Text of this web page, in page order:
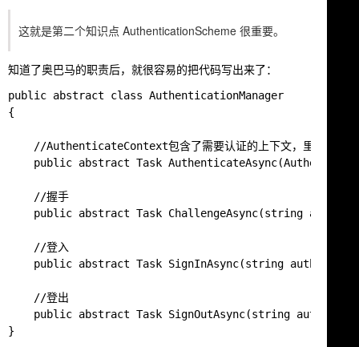
这就是第二个知识点 AuthenticationScheme 很重要。
知道了奥巴马的职责后，就很容易的把代码写出来了：
public abstract class AuthenticationManager
{
//AuthenticateContext包含了需要认证的上下文，里面就有
public abstract Task
    //握手
public abstract Task ChallengeAsync(string
    //登入
public abstract Task SignInAsync(string
    //登出
public abstract Task SignOutAsync(string
}